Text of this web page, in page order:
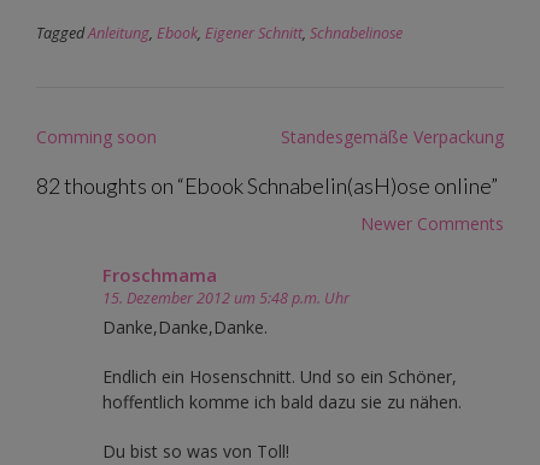
TaggedAnleitung, Ebook, Eigener Schnitt, Schnabelinose
Post
Comming soon Standesgemäße Verpackung
82 thoughts on “Ebook Schnabelin(asH)ose online”
navigation
Newer Comments
Froschmama
15. Dezember 2012 um 5:48 p.m. Uhr
Danke,Danke,Danke.
Endlich ein Hosenschnitt. Und so ein Schöner,
hoffentlich komme ich bald dazu sie zu nähen.
Du bist so was von Toll!